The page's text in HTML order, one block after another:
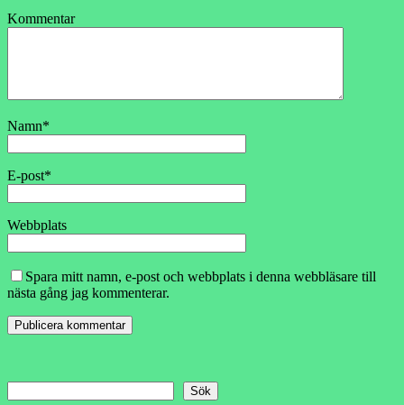
Kommentar
Namn*
E-post*
Webbplats
Spara mitt namn, e-post och webbplats i denna webbläsare till
nästa gång jag kommenterar.
Sök